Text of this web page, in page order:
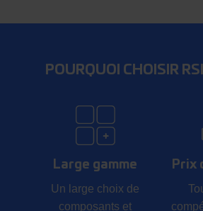
POURQUOI CHOISIR
Large gamme
Un large choix de
composants et
Prix